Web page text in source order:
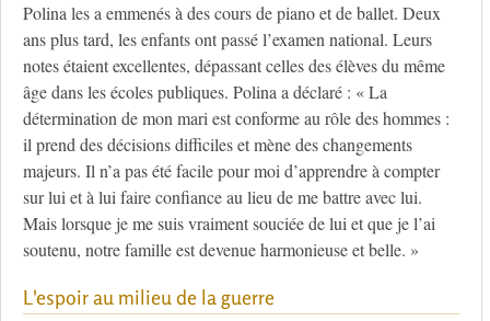
Polina les a emmenés à des cours de piano et de ballet. Deux
ans plus tard, les enfants ont passé l’examen national. Leurs
notes étaient excellentes, dépassant celles des élèves du même
âge dans les écoles publiques. Polina a déclaré : « La
détermination de mon mari est conforme au rôle des hommes :
il prend des décisions difficiles et mène des changements
majeurs. Il n’a pas été facile pour moi d’apprendre à compter
sur lui et à lui faire confiance au lieu de me battre avec lui.
Mais lorsque je me suis vraiment souciée de lui et que je l’ai
soutenu, notre famille est devenue harmonieuse et belle. »
L'espoir au milieu de la guerre